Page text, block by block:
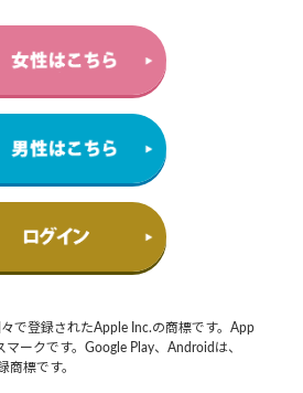
で登録されたApple Inc.の商標です。App
ークです。Google Play、Androidは、
商標です。